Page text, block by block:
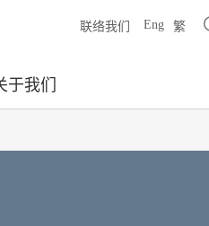
联络我们 Eng 繁
于我们